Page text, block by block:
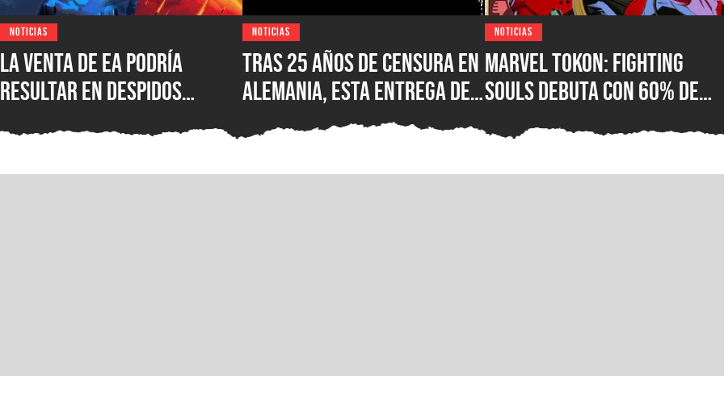
NOTICIAS
La venta de EA podría
resultar en despidos
señalan fuentes
NOTICIAS
Tras 25 años de censura en
Alemania, esta entrega de
Wolfenstein por fin está
disponible en su versión
original en PC para Steam,
NOTICIAS
Marvel Tokon: Fighting
Souls debuta con 60% de
Steam, ¿qué está mal con
nuevo juego de lucha de